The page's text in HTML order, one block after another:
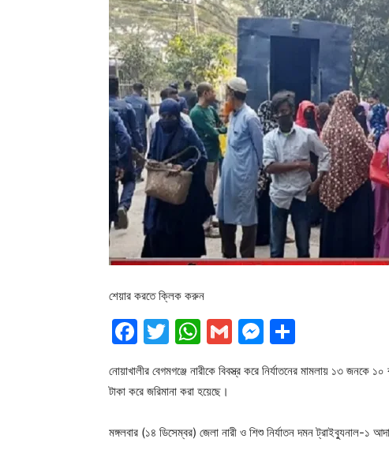
শেয়ার করতে ক্লিক করুন
Facebook
Twitter
WhatsApp
GmailMessenger
নোয়াখালীর বেগমগঞ্জে নারীকে বিবস্ত্র করে নির্যাতনের মামলায় ১৩
টাকা করে জরিমানা করা হয়েছে।
মঙ্গলবার (১৪ ডিসেম্বর) জেলা নারী ও শিশু নির্যাতন দমন ট্রাইব্যুনাল-১